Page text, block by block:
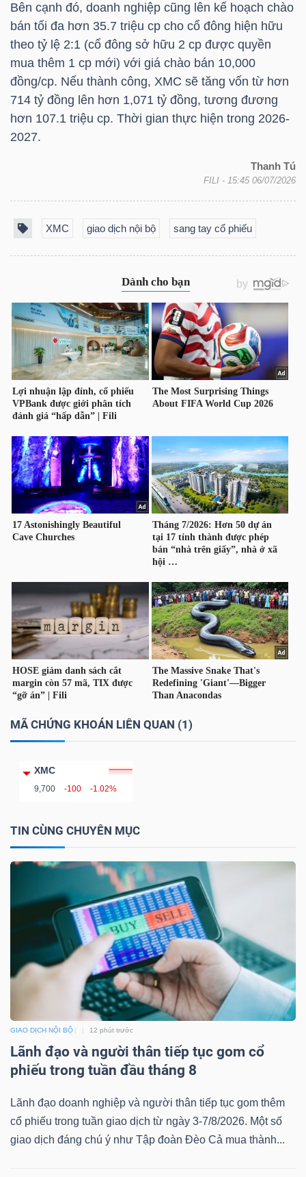
Bên cạnh đó, doanh nghiệp cũng lên kế hoạch chào
bán tối đa hơn 35.7 triệu cp cho cổ đông hiện hữu
theo tỷ lệ 2:1 (cổ đông sở hữu 2 cp được quyền
mua thêm 1 cp mới) với giá chào bán 10,000
đồng/cp. Nếu thành công, XMC sẽ tăng vốn từ hơn
714 tỷ đồng lên hơn 1,071 tỷ đồng, tương đương
hơn 107.1 triệu cp. Thời gian thực hiện trong 2026-
2027.
Thanh Tú
FILI - 15:45 06/07/2026
XMC giao dịch nội bộ sang tay cổ phiếu
MÃ CHỨNG KHOÁN LIÊN QUAN (1)
XMC
9,700 -100 -1.02%
TIN CÙNG CHUYÊN MỤC
GIAO DỊCH NỘI BỘ 12 phút trước
Lãnh đạo và người thân tiếp tục gom cổ
phiếu trong tuần đầu tháng 8
Lãnh đạo doanh nghiệp và người thân tiếp tục gom thêm
cổ phiếu trong tuần giao dịch từ ngày 3-7/8/2026. Một số
giao dịch đáng chú ý như Tập đoàn Đèo Cả mua thành...
DOANH
NGHIỆP
PHÁI
TRÁI
PHIẾU
CÔNG
CỤ
TƯ
TRUY
XUẤT
Ngành
(-)
VS-
SECTOR
NĂNG
VẬT
LIỆU
NGHIỆP
TIÊU
DÙNG
KHÔNG